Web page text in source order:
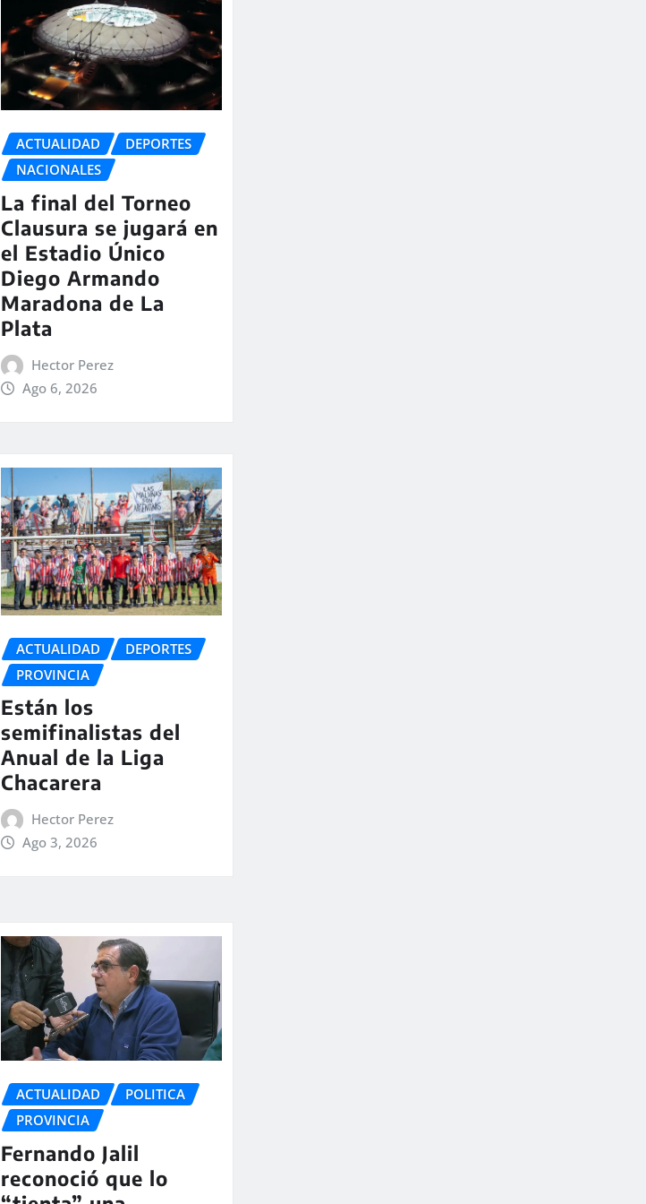
ACTUALIDAD
DEPORTES
NACIONALES
La final del Torneo
Clausura se jugará en
el Estadio Único
Diego Armando
Maradona de La
Plata
Hector Perez
Ago 6, 2026
ACTUALIDAD
DEPORTES
PROVINCIA
Están los
semifinalistas del
Anual de la Liga
Chacarera
Hector Perez
Ago 3, 2026
ACTUALIDAD
POLITICA
PROVINCIA
Fernando Jalil
reconoció que lo